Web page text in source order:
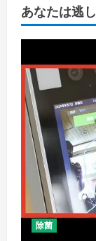
あなたは逃
除菌